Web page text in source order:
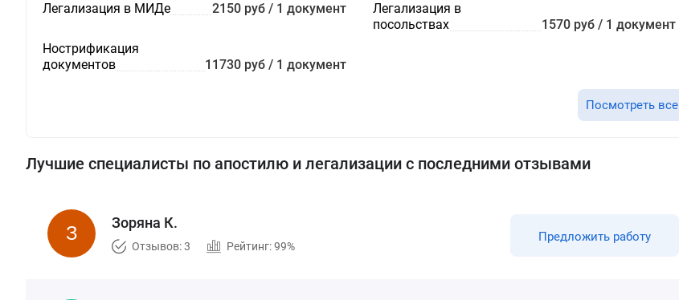
Легализация в МИДе 2150 руб / 1 документ
Легализация в
посольствах
1570 руб / 1 документ
Нострификация
документов
11730 руб / 1 документ
Посмотреть все
Лучшие специалисты по апостилю и легализации с последними отзывами
Зоряна К.
Отзывов: 3 Рейтинг: 99%
Предложить работу